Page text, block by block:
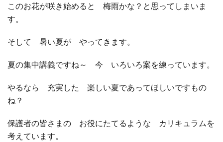
このお花が咲き始めると 梅雨かな？と思ってしまいま
す。
そして 暑い夏が やってきます。
夏の集中講義ですね～ 今 いろいろ案を練っています。
やるなら 充実した 楽しい夏であってほしいですもの
ね？
保護者の皆さまの お役にたてるような カリキュラムを
考えています。